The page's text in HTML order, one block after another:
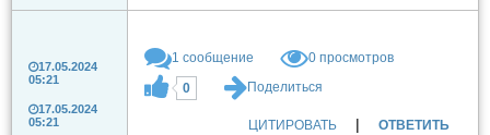
17.05.2024
05:21
17.05.2024
05:21
1 сообщение
0 просмотров
0
Поделиться
ЦИТИРОВАТЬ | ОТВЕТИТЬ